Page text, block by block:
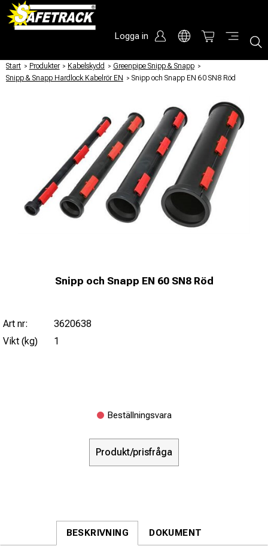
Logga in
Start / Produkter / Kabelskydd / Greenpipe Snipp & Snapp /
Snipp & Snapp Hardlock Kabelrör EN / Snipp och Snapp EN 60 SN8 Röd
Snipp och Snapp EN 60 SN8 Röd
Art nr:
3620638
Vikt (kg)
1
Beställningsvara
Produkt/prisfråga
BESKRIVNING DOKUMENT